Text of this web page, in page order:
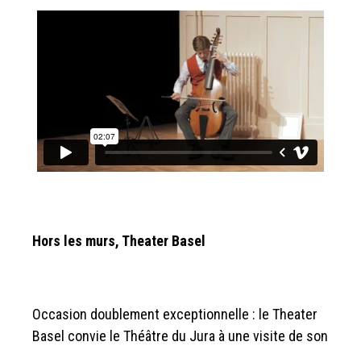
Hors les murs, Theater Basel
Occasion doublement exceptionnelle : le Theater
Basel convie le Théâtre du Jura à une visite de son